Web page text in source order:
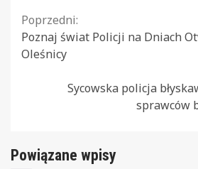
Continue
Reading
Poprzedni:
Poznaj świat Policji na Dniach
Oleśnicy
Sycowska policja
sprawców
Powiązane wpisy